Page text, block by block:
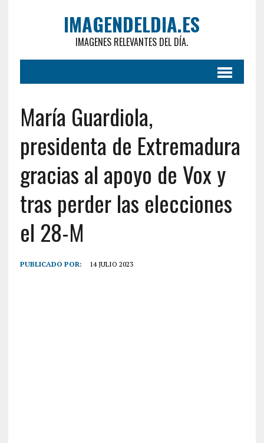
IMAGENDELDIA.ES
IMAGENES RELEVANTES DEL DÍA.
María Guardiola,
presidenta de Extremadura
gracias al apoyo de Vox y
tras perder las elecciones
el 28-M
PUBLICADO POR: 14 JULIO 2023